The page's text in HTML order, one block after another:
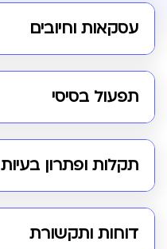
עסקאות וחיובים
תפעול בסיסי
תקלות ופתרון בעיות
דוחות ותקשורת